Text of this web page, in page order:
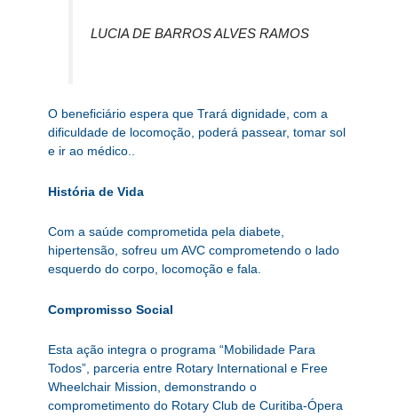
LUCIA DE BARROS ALVES RAMOS
O beneficiário espera que Trará dignidade, com a
dificuldade de locomoção, poderá passear, tomar sol
e ir ao médico..
História de Vida
Com a saúde comprometida pela diabete,
hipertensão, sofreu um AVC comprometendo o lado
esquerdo do corpo, locomoção e fala.
Compromisso Social
Esta ação integra o programa “Mobilidade Para
Todos”, parceria entre Rotary International e Free
Wheelchair Mission, demonstrando o
comprometimento do Rotary Club de Curitiba-Ópera